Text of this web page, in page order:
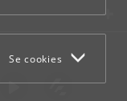
Se cookies